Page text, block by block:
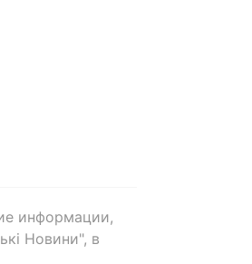
информации,
Новини", в